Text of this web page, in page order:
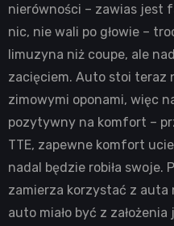
nierówności – zawias jest
nic, nie wali po głowie –
limuzyna niż coupe, ale
zacięciem. Auto stoi teraz
zimowymi oponami, więc
pozytywny na komfort –
TTE, zapewne komfort
nadal będzie robiła swoje.
zamierza korzystać z auta
auto miało być z